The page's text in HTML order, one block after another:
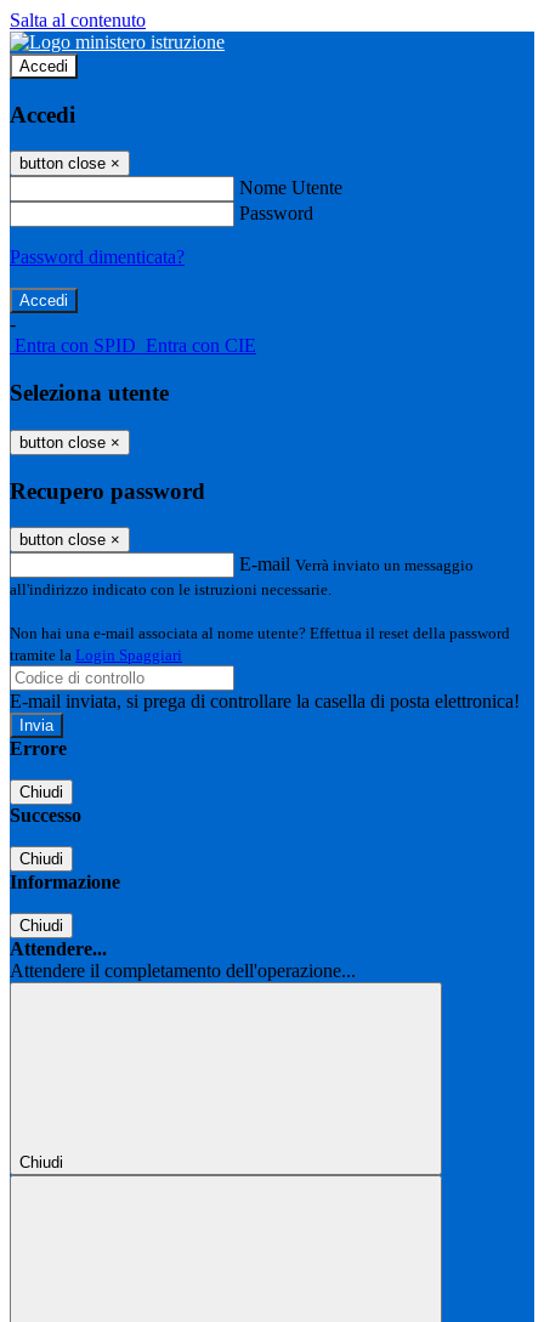
Salta al contenuto
Accedi
Accedi
button close ×
Nome Utente
Password
Password dimenticata?
-
Entra con SPID Entra con CIE
Seleziona utente
button close ×
Recupero password
button close ×
E-mail Verrà inviato un messaggio
all'indirizzo indicato con le istruzioni necessarie.
Non hai una e-mail associata al nome utente? Effettua il reset della password
tramite la Login Spaggiari
E-mail inviata, si prega di controllare la casella di posta elettronica!
Errore
Chiudi
Successo
Chiudi
Informazione
Chiudi
Attendere...
Attendere il completamento dell'operazione...
Chiudi